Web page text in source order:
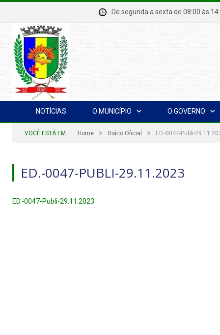
De segunda a sexta de 08:00
NOTÍCIAS O MUNICÍPIO O GOVERNO
VOCÊ ESTÁ EM: Home » Diário Oficial » ED.-0047-Publi-
ED.-0047-PUBLI-29.11.2023
ED.-0047-Publi-29.11.2023